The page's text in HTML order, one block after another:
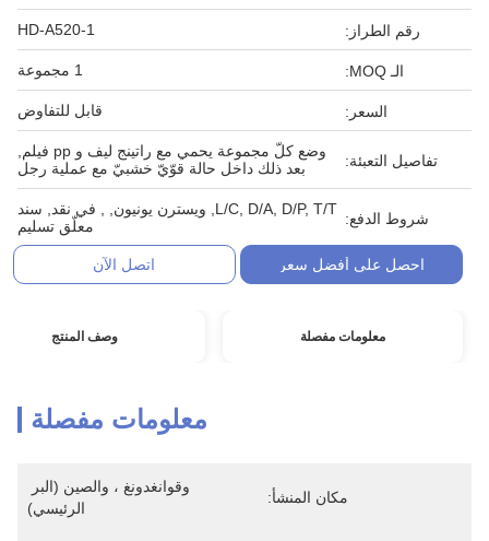
رقم الطراز: HD-A520-1
الـ MOQ: 1 مجموعة
السعر: قابل للتفاوض
تفاصيل التعبئة:
وضع كلّ مجموعة يحمي مع راتينج ليف و pp فيلم,
بعد ذلك داخل حالة قوّيّ خشبيّ مع عملية رجل
شروط الدفع:
L/C, D/A, D/P, T/T, ويسترن يونيون, , في نقد, سند
معلّق تسليم
احصل على أفضل سعر اتصل الآن
معلومات مفصلة وصف المنتج
معلومات مفصلة
مكان المنشأ:
الرئيسي)